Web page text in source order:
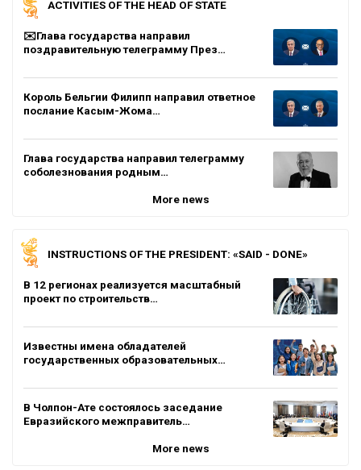
ACTIVITIES OF THE HEAD OF STATE
✉️Глава государства направил
поздравительную телеграмму През…
Король Бельгии Филипп направил ответное
послание Касым-Жома…
Глава государства направил телеграмму
соболезнования родным…
More news
INSTRUCTIONS OF THE PRESIDENT: «SAID - DONE»
В 12 регионах реализуется масштабный
проект по строительств…
Известны имена обладателей
государственных образовательных…
В Чолпон-Ате состоялось заседание
Евразийского межправитель…
More news